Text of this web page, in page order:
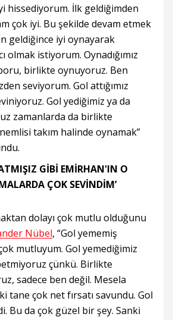
hissediyorum. İlk geldiğimden
çok iyi. Bu şekilde devam etmek
geldiğince iyi oynayarak
olmak istiyorum. Oynadığımız
birlikte oynuyoruz. Ben
seviyorum. Gol attığımız
Gol yediğimiz ya da
zamanlarda da birlikte
takım halinde oynamak”
GİBİ EMİRHAN'IN O
ÇOK SEVİNDİM’
dolayı çok mutlu olduğunu
Nübel, “Gol yememiş
mutluyum. Gol yemediğimiz
çünkü. Birlikte
sadece ben değil. Mesela
tane çok net fırsatı savundu. Gol
Bu da çok güzel bir şey. Sanki